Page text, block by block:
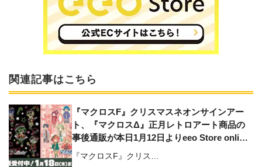
関連記事はこちら
『マクロスF』クリスマスネオンサインアー
ト、『マクロスΔ』正月レトロアート商品の
事後通販が本日1月12日よりeeo Store online
にてスタート！
『マクロスF』クリス…